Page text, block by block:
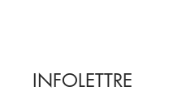
INFOLETTRE